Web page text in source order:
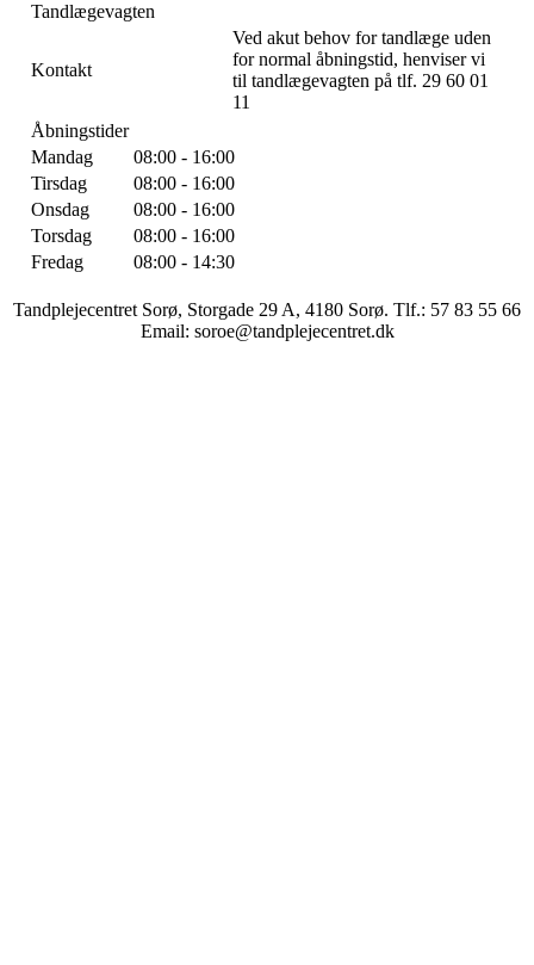
Tandlægevagten
Kontakt
Ved akut behov for tandlæge uden
for normal åbningstid, henviser vi
til tandlægevagten på tlf. 29 60 01
11
Åbningstider
Mandag
08:00 - 16:00
Tirsdag
08:00 - 16:00
Onsdag
08:00 - 16:00
Torsdag
08:00 - 16:00
Fredag
08:00 - 14:30
Tandplejecentret Sorø, Storgade 29 A, 4180 Sorø. Tlf.: 57 83 55 66
Email: soroe@tandplejecentret.dk